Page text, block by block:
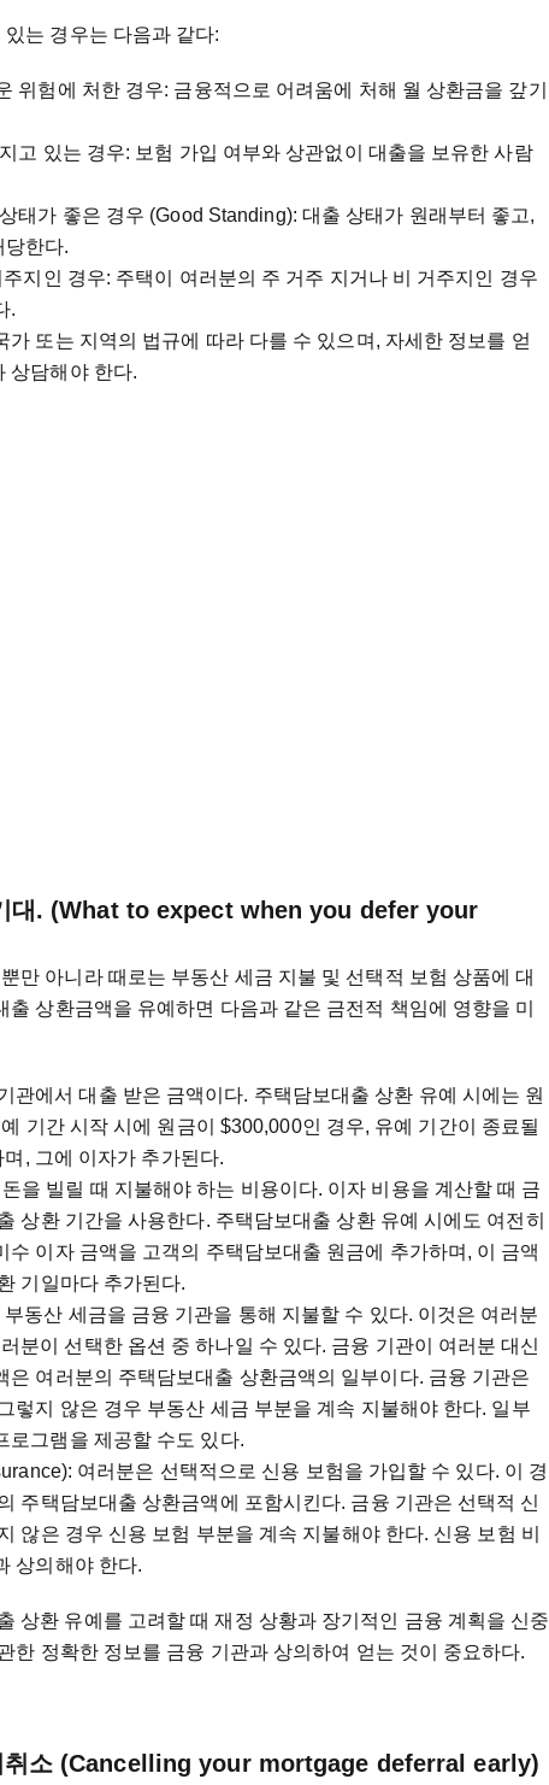
는 경우는 다음과 같다:
위험에 처한 경우: 금융적으로 어려움에 처해 월 상환금을 갚기
고 있는 경우: 보험 가입 여부와 상관없이 대출을 보유한 사람
태가 좋은 경우 (Good Standing): 대출 상태가 원래부터 좋고,
당한다.
지인 경우: 주택이 여러분의 주 거주 지거나 비 거주지인 경우
.
또는 지역의 법규에 따라 다를 수 있으며, 자세한 정보를 얻
상담해야 한다.
대. (What to expect when you defer your
만 아니라 때로는 부동산 세금 지불 및 선택적 보험 상품에 대
상환금액을 유예하면 다음과 같은 금전적 책임에 영향을 미
관에서 대출 받은 금액이다. 주택담보대출 상환 유예 시에는 원
기간 시작 시에 원금이 $300,000인 경우, 유예 기간이 종료될
, 그에 이자가 추가된다.
을 빌릴 때 지불해야 하는 비용이다. 이자 비용을 계산할 때 금
상환 기간을 사용한다. 주택담보대출 상환 유예 시에도 여전히
이자 금액을 고객의 주택담보대출 원금에 추가하며, 이 금액
기일마다 추가된다.
동산 세금을 금융 기관을 통해 지불할 수 있다. 이것은 여러분
분이 선택한 옵션 중 하나일 수 있다. 금융 기관이 여러분 대신
은 여러분의 주택담보대출 상환금액의 일부이다. 금융 기관은
렇지 않은 경우 부동산 세금 부분을 계속 지불해야 한다. 일부
로그램을 제공할 수도 있다.
여러분은 선택적으로 신용 보험을 가입할 수 있다. 이 경
주택담보대출 상환금액에 포함시킨다. 금융 기관은 선택적 신
않은 경우 신용 보험 부분을 계속 지불해야 한다. 신용 보험 비
상의해야 한다.
상환 유예를 고려할 때 재정 상황과 장기적인 금융 계획을 신중
한 정확한 정보를 금융 기관과 상의하여 얻는 것이 중요하다.
취소 (Cancelling your mortgage deferral early)